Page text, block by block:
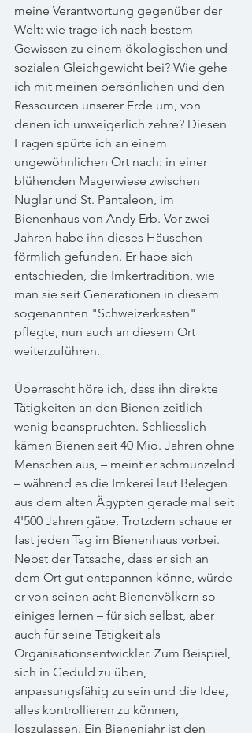
meine Verantwortung gegenüber der
Welt: wie trage ich nach bestem
Gewissen zu einem ökologischen und
sozialen Gleichgewicht bei? Wie gehe
ich mit meinen persönlichen und den
Ressourcen unserer Erde um, von
denen ich unweigerlich zehre? Diesen
Fragen spürte ich an einem
ungewöhnlichen Ort nach: in einer
blühenden Magerwiese zwischen
Nuglar und St. Pantaleon, im
Bienenhaus von Andy Erb. Vor zwei
Jahren habe ihn dieses Häuschen
förmlich gefunden. Er habe sich
entschieden, die Imkertradition, wie
man sie seit Generationen in diesem
sogenannten "Schweizerkasten"
pflegte, nun auch an diesem Ort
weiterzuführen.
Überrascht höre ich, dass ihn direkte
Tätigkeiten an den Bienen zeitlich
wenig beanspruchten. Schliesslich
kämen Bienen seit 40 Mio. Jahren ohne
Menschen aus, – meint er schmunzelnd
– während es die Imkerei laut Belegen
aus dem alten Ägypten gerade mal seit
4'500 Jahren gäbe. Trotzdem schaue er
fast jeden Tag im Bienenhaus vorbei.
Nebst der Tatsache, dass er sich an
dem Ort gut entspannen könne, würde
er von seinen acht Bienenvölkern so
einiges lernen – für sich selbst, aber
auch für seine Tätigkeit als
Organisationsentwickler. Zum Beispiel,
sich in Geduld zu üben,
anpassungsfähig zu sein und die Idee,
alles kontrollieren zu können,
loszulassen. Ein Bienenjahr ist den